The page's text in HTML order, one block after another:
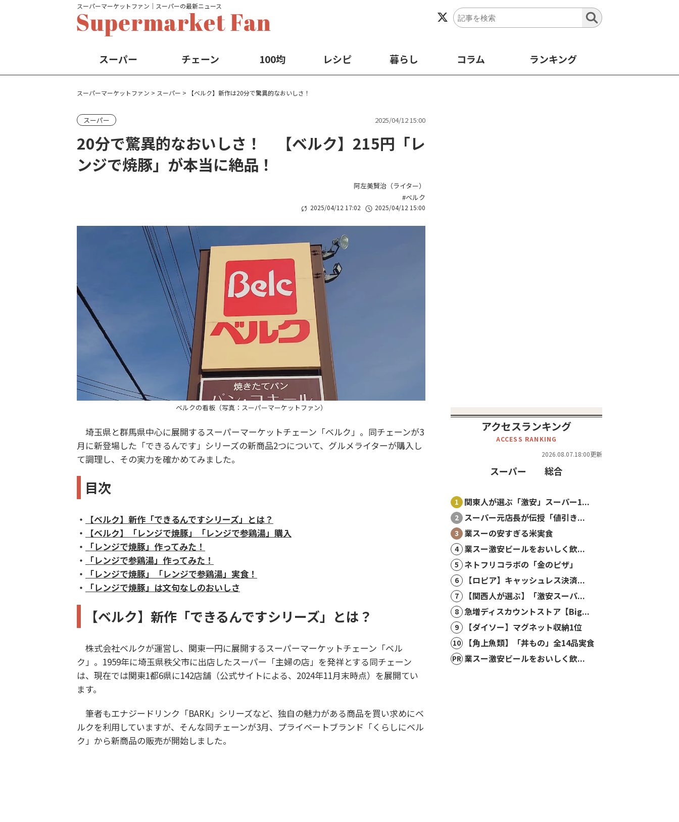
スーパーマーケットファン│スーパーの最新ニュース
スーパー チェーン 100均 レシピ 暮らし コラム ランキング
スーパーマーケットファン > スーパー > 【ベルク】新作は20分で驚異的なおいしさ！
スーパー 2025/04/12 15:00
20分で驚異的なおいしさ！ 【ベルク】215円「レ
ンジで焼豚」が本当に絶品！
阿左美賢治（ライター）
ベルク
2025/04/12 17:02 2025/04/12 15:00
ベルクの看板（写真：スーパーマーケットファン）
埼玉県と群馬県中心に展開するスーパーマーケットチェーン「ベルク」。同チェーンが3
月に新登場した「できるんです」シリーズの新商品2つについて、グルメライターが購入し
て調理し、その実力を確かめてみました。
目次
・
【ベルク】新作「できるんですシリーズ」とは？
・
【ベルク】「レンジで焼豚」「レンジで参鶏湯」購入
・
「レンジで焼豚」作ってみた！
・
「レンジで参鶏湯」作ってみた！
・
「レンジで焼豚」「レンジで参鶏湯」実食！
・
「レンジで焼豚」は文句なしのおいしさ
【ベルク】新作「できるんですシリーズ」とは？
株式会社ベルクが運営し、関東一円に展開するスーパーマーケットチェーン「ベル
ク」。1959年に埼玉県秩父市に出店したスーパー「主婦の店」を発祥とする同チェーン
は、現在では関東1都6県に142店舗（公式サイトによる、2024年11月末時点）を展開てい
ます。
筆者もエナジードリンク「BARK」シリーズなど、独自の魅力がある商品を買い求めにベ
ルクを利用していますが、そんな同チェーンが3月、プライベートブランド「くらしにベル
ク」から新商品の販売が開始しました。
アクセスランキング
ACCESS RANKING
2026.08.07.18:00更新
スーパー 総合
関東人が選ぶ「激安」スーパー1...
スーパー元店長が伝授「値引き...
業スーの安すぎる米実食
業スー激安ビールをおいしく飲...
ネトフリコラボの「金のピザ」
【ロピア】キャッシュレス決済...
【関西人が選ぶ】「激安スーパ...
急増ディスカウントストア【Big...
【ダイソー】マグネット収納1位
【角上魚類】「丼もの」全14品実食
業スー激安ビールをおいしく飲...